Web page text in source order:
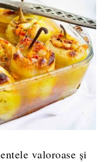
valoroase și